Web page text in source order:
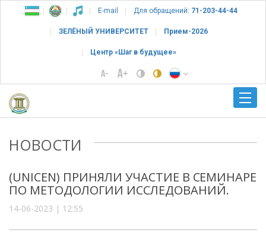
E-mail Для обращений: 71-203-44-44
ЗЕЛЁНЫЙ УНИВЕРСИТЕТ Прием-2026
Центр «Шаг в будущее»
НОВОСТИ
(UNICEN) ПРИНЯЛИ УЧАСТИЕ В СЕМИНАРЕ
ПО МЕТОДОЛОГИИ ИССЛЕДОВАНИЙ.
14-06-2023 | 12:55